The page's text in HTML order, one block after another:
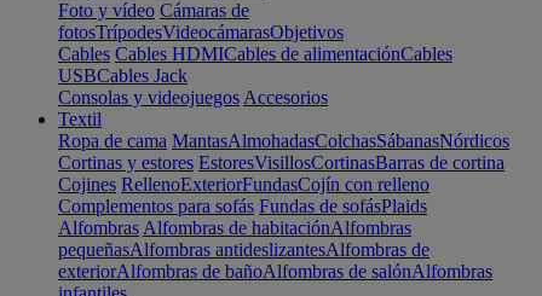
Foto y vídeo Cámaras de
fotosTrípodesVideocámarasObjetivos
Cables Cables HDMICables de alimentaciónCables
USBCables Jack
Consolas y videojuegos Accesorios
Textil
Ropa de cama MantasAlmohadasColchasSábanasNórdicos
Cortinas y estores EstoresVisillosCortinasBarras de cortina
Cojines RellenoExteriorFundasCojín con relleno
Complementos para sofás Fundas de sofásPlaids
Alfombras Alfombras de habitaciónAlfombras
pequeñasAlfombras antideslizantesAlfombras de
exteriorAlfombras de bañoAlfombras de salónAlfombras